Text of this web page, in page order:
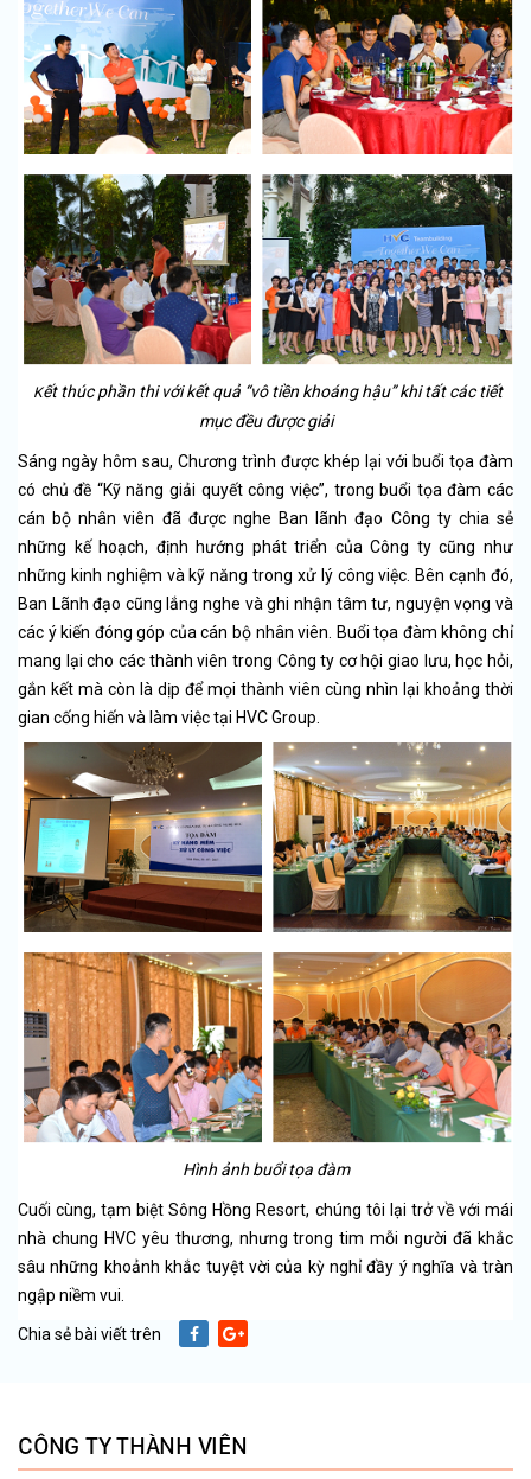
Kết thúc phần thi với kết quả “vô tiền khoáng hậu” khi tất các tiết
mục đều được giải
Sáng ngày hôm sau, Chương trình được khép lại với buổi tọa đàm
có chủ đề “Kỹ năng giải quyết công việc”, trong buổi tọa đàm các
cán bộ nhân viên đã được nghe Ban lãnh đạo Công ty chia sẻ
những kế hoạch, định hướng phát triển của Công ty cũng như
những kinh nghiệm và kỹ năng trong xử lý công việc. Bên cạnh đó,
Ban Lãnh đạo cũng lắng nghe và ghi nhận tâm tư, nguyện vọng và
các ý kiến đóng góp của cán bộ nhân viên. Buổi tọa đàm không chỉ
mang lại cho các thành viên trong Công ty cơ hội giao lưu, học hỏi,
gắn kết mà còn là dịp để mọi thành viên cùng nhìn lại khoảng thời
gian cống hiến và làm việc tại HVC Group.
Hình ảnh buổi tọa đàm
Cuối cùng, tạm biệt Sông Hồng Resort, chúng tôi lại trở về với mái
nhà chung HVC yêu thương, nhưng trong tim mỗi người đã khắc
sâu những khoảnh khắc tuyệt vời của kỳ nghỉ đầy ý nghĩa và tràn
ngập niềm vui.
Chia sẻ bài viết trên
CÔNG TY THÀNH VIÊN